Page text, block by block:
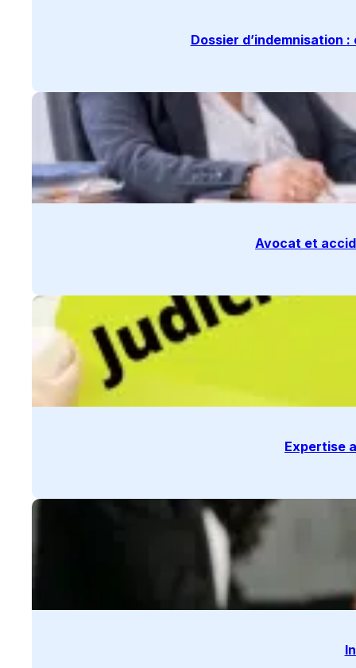
Dossier d’indemnisation
Avocat et
Expertise